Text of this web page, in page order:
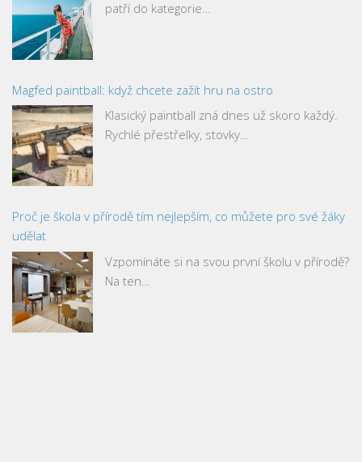
patří do kategorie…
Magfed paintball: když chcete zažít hru na ostro
Klasický paintball zná dnes už skoro každý.
Rychlé přestřelky, stovky…
Proč je škola v přírodě tím nejlepším, co můžete pro své žáky
udělat
Vzpomínáte si na svou první školu v přírodě?
Na ten…